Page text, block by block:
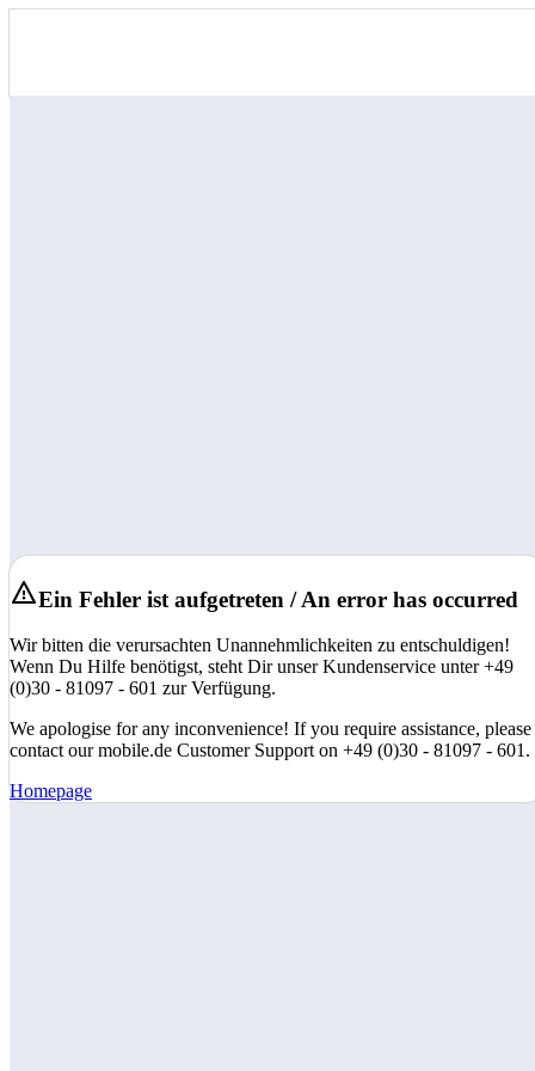
Ein Fehler ist aufgetreten / An error has occurred
Wir bitten die verursachten Unannehmlichkeiten zu entschuldigen!
Wenn Du Hilfe benötigst, steht Dir unser Kundenservice unter +49
(0)30 - 81097 - 601 zur Verfügung.
We apologise for any inconvenience! If you require assistance, please
contact our mobile.de Customer Support on +49 (0)30 - 81097 - 601.
Homepage